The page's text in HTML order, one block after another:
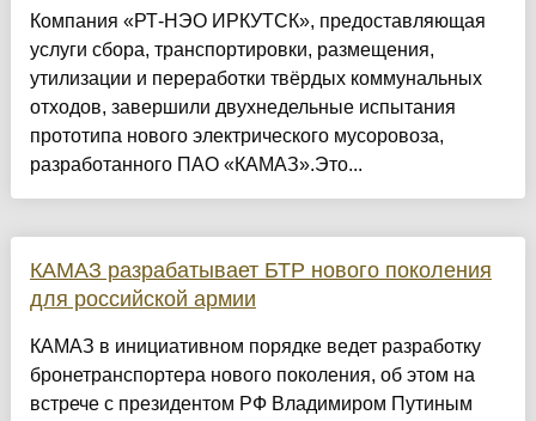
Компания «РТ-НЭО ИРКУТСК», предоставляющая
услуги сбора, транспортировки, размещения,
утилизации и переработки твёрдых коммунальных
отходов, завершили двухнедельные испытания
прототипа нового электрического мусоровоза,
разработанного ПАО «КАМАЗ».Это...
КАМАЗ разрабатывает БТР нового поколения
для российской армии
КАМАЗ в инициативном порядке ведет разработку
бронетранспортера нового поколения, об этом на
встрече с президентом РФ Владимиром Путиным